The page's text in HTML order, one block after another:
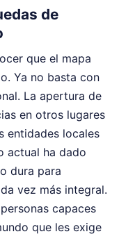
de
que el mapa
Ya no basta con
La apertura de
en otros lugares
entidades locales
actual ha dado
dura para
vez más integral.
capaces
que les exige